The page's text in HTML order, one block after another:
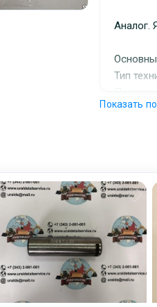
Аналог.
Тип
Страна
Показать